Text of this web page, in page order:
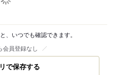
、いつでも確認できます。
会員登録なし
で保存する